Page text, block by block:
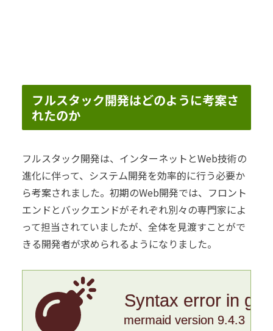
フルスタック開発はどのように考案さ
れたのか
フルスタック開発は、インターネットとWeb技術の
進化に伴って、システム開発を効率的に行う必要か
ら考案されました。初期のWeb開発では、フロント
エンドとバックエンドがそれぞれ別々の専門家によ
って担当されていましたが、全体を見渡すことがで
きる開発者が求められるようになりました。
Syntax error in
mermaid version 9.4.3